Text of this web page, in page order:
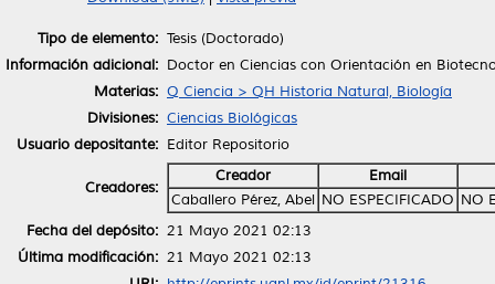
Tipo de elemento: Tesis (Doctorado)
Información adicional: Doctor en Ciencias con Orientación en
Materias: Q Ciencia > QH Historia Natural, Biología
Divisiones: Ciencias Biológicas
Usuario depositante: Editor Repositorio
Creadores:
Creador
Email
Caballero Pérez, Abel NO ESPECIFICADO NO
Fecha del depósito: 21 Mayo 2021 02:13
Última modificación: 21 Mayo 2021 02:13